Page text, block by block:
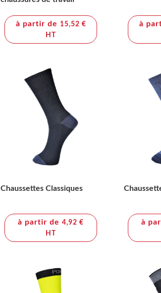
à partir de 15,52 €
HT
à
Chaussettes Classiques
à partir de4,92 €
HT
à